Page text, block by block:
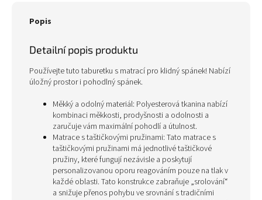
Popis
Detailní popis produktu
Používejte tuto taburetku s matrací pro klidný spánek! Nabízí
úložný prostor i pohodlný spánek.
Měkký a odolný materiál: Polyesterová tkanina nabízí
kombinaci měkkosti, prodyšnosti a odolnosti a
zaručuje vám maximální pohodlí a útulnost.
Matrace s taštičkovými pružinami: Tato matrace s
taštičkovými pružinami má jednotlivé taštičkové
pružiny, které fungují nezávisle a poskytují
personalizovanou oporu reagováním pouze na tlak v
každé oblasti. Tato konstrukce zabraňuje „srolování“
a snižuje přenos pohybu ve srovnání s tradičními